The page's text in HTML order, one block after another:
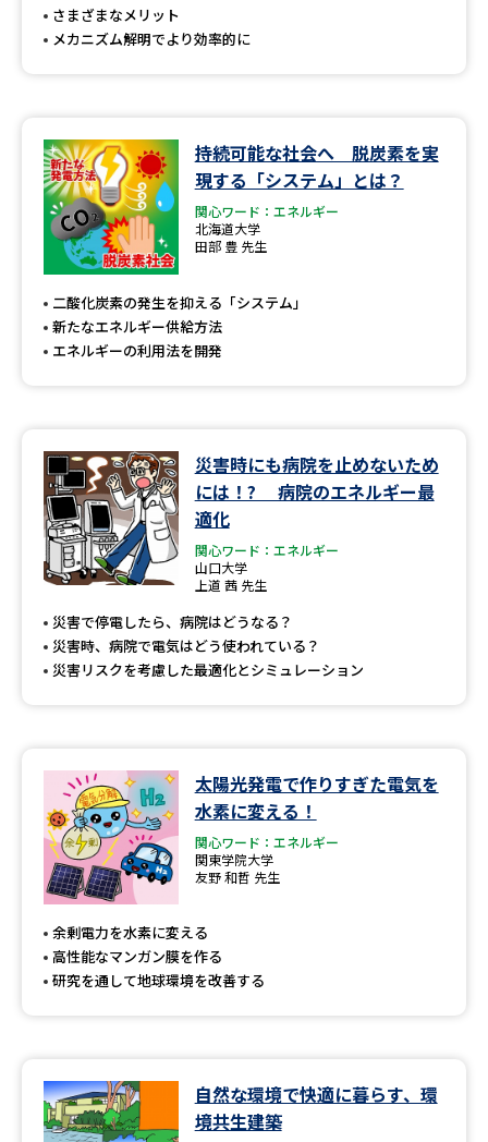
さまざまなメリット
メカニズム解明でより効率的に
持続可能な社会へ 脱炭素を実
現する「システム」とは？
関心ワード：エネルギー
北海道大学
田部 豊 先生
二酸化炭素の発生を抑える「システム」
新たなエネルギー供給方法
エネルギーの利用法を開発
災害時にも病院を止めないため
には！? 病院のエネルギー最
適化
関心ワード：エネルギー
山口大学
上道 茜 先生
災害で停電したら、病院はどうなる？
災害時、病院で電気はどう使われている？
災害リスクを考慮した最適化とシミュレーション
太陽光発電で作りすぎた電気を
水素に変える！
関心ワード：エネルギー
関東学院大学
友野 和哲 先生
余剰電力を水素に変える
高性能なマンガン膜を作る
研究を通して地球環境を改善する
自然な環境で快適に暮らす、環
境共生建築